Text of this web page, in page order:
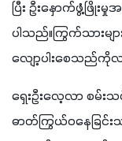
ပြီး ဦးနှောက်ဖွံ့ဖြို
ပါသည်။ကြွက်သားမျ
လျော့ပါးစေသည်ကို
ရှေးဦးလေ့လာ စမ်း
ဓာတ်ကြွယ်ဝနေခြင်း